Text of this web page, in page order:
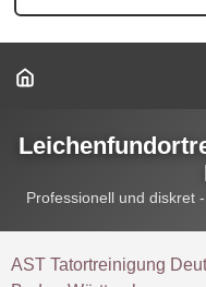
Professionell und diskret
AST Tatortreinigung